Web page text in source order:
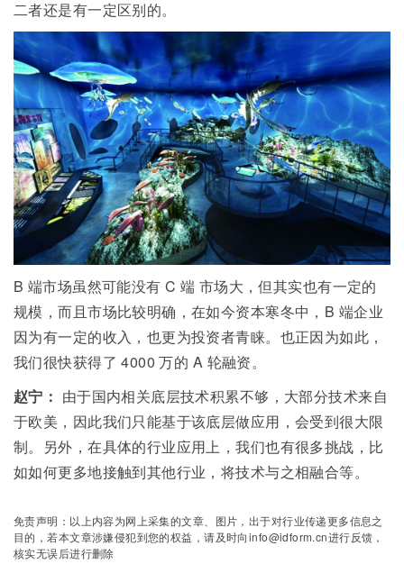
二者还是有一定区别的。
B 端市场虽然可能没有C 端 市场大，但其实也有一定的
规模，而且市场比较明确，在如今资本寒冬中， B 端企业
因为有一定的收入，也更为投资者青睐。也正因为如此，
我们很快获得了 4000 万的 A 轮融资。
赵宁： 由于国内相关底层技术积累不够，大部分技术来自
于欧美，因此我们只能基于该底层做应用，会受到很大限
制。另外，在具体的行业应用上，我们也有很多挑战，比
如如何更多地接触到其他行业，将技术与之相融合等。
免责声明：以上内容为网上采集的文章、图片，出于对行业传递更多信息之
目的，若本文章涉嫌侵犯到您的权益，请及时向info@idform.cn进行反馈，
核实无误后进行删除